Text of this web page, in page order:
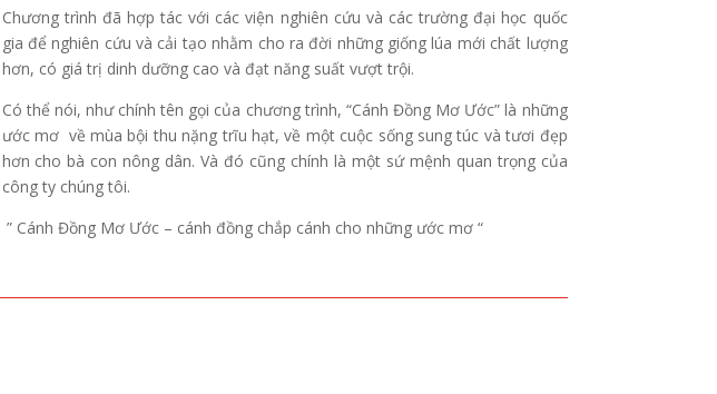
Chương trình đã hợp tác với các viện nghiên cứu và các trường đại học quốc
gia để nghiên cứu và cải tạo nhằm cho ra đời những giống lúa mới chất lượng
hơn, có giá trị dinh dưỡng cao và đạt năng suất vượt trội.
Có thể nói, như chính tên gọi của chương trình, “Cánh Đồng Mơ Ước” là những
ước mơ về mùa bội thu nặng trĩu hạt, về một cuộc sống sung túc và tươi đẹp
hơn cho bà con nông dân. Và đó cũng chính là một sứ mệnh quan trọng của
công ty chúng tôi.
” Cánh Đồng Mơ Ước – cánh đồng chắp cánh cho những ước mơ “